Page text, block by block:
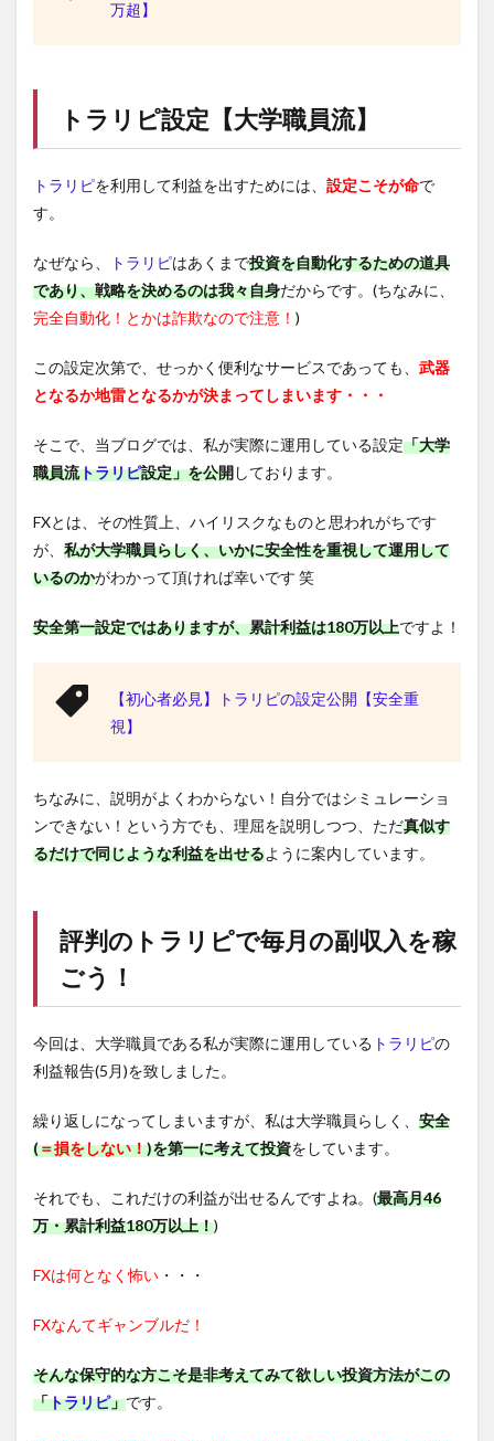
万超】
トラリピ設定【大学職員流】
トラリピを利用して利益を出すためには、 設定こそが命で
す。
なぜなら、 トラリピはあくまで投資を自動化するための道具
であり、戦略を決めるのは我々自身だからです。(ちなみに、
完全自動化！とかは詐欺なので注意！ )
この設定次第で、せっかく便利なサービスであっても、 武器
となるか地雷となるかが決まってしまいます・・・
そこで、当ブログでは、私が実際に運用している設定「大学
職員流トラリピ設定」を公開しております。
FXとは、その性質上、ハイリスクなものと思われがちです
が、 私が大学職員らしく、いかに安全性を重視して運用して
いるのかがわかって頂ければ幸いです 笑
安全第一設定ではありますが、累計利益は180万以上ですよ！
【初心者必見】トラリピの設定公開【安全重
視】
ちなみに、説明がよくわからない！自分ではシミュレーショ
ンできない！という方でも、理屈を説明しつつ、ただ真似す
るだけで同じような利益を出せるように案内しています。
評判の トラリピで毎月の副収入を稼
ごう！
今回は、大学職員である私が実際に運用している トラリピの
利益報告(5月)を致しました。
繰り返しになってしまいますが、私は大学職員らしく、 安全
(＝損をしない！)を第一に考えて投資をしています。
それでも、これだけの利益が出せるんですよね。(最高月46
万・累計利益180万以上！)
FXは何となく怖い ・・・
FXなんてギャンブルだ！
そんな保守的な方こそ是非考えてみて欲しい投資方法がこの
「トラリピ」です。